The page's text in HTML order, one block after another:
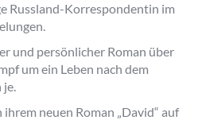
Russland-Korrespondentin im
und persönlicher Roman über
um ein Leben nach dem
je.
ihrem neuen Roman „David“ auf